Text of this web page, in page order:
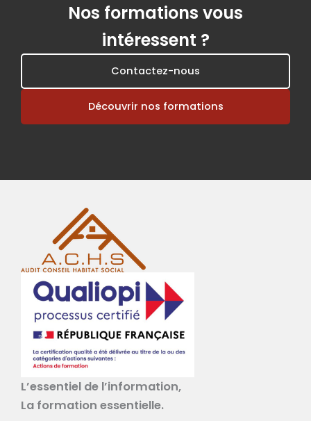
Nos formations vous
intéressent ?
Contactez-nous
Découvrir nos formations
L’essentiel de l’information,
La formation essentielle.